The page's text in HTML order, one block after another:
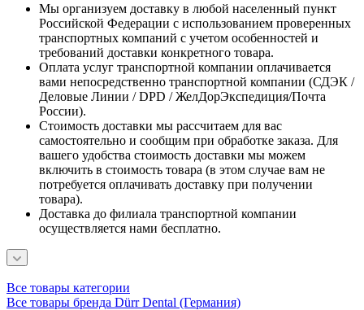
Мы организуем доставку в любой населенный пункт
Российской Федерации с использованием проверенных
транспортных компаний с учетом особенностей и
требований доставки конкретного товара.
Оплата услуг транспортной компании оплачивается
вами непосредственно транспортной компании (СДЭК /
Деловые Линии / DPD / ЖелДорЭкспедиция/Почта
России).
Стоимость доставки мы рассчитаем для вас
самостоятельно и сообщим при обработке заказа. Для
вашего удобства стоимость доставки мы можем
включить в стоимость товара (в этом случае вам не
потребуется оплачивать доставку при получении
товара).
Доставка до филиала транспортной компании
осуществляется нами бесплатно.
Все товары категории
Все товары бренда Dürr Dental (Германия)